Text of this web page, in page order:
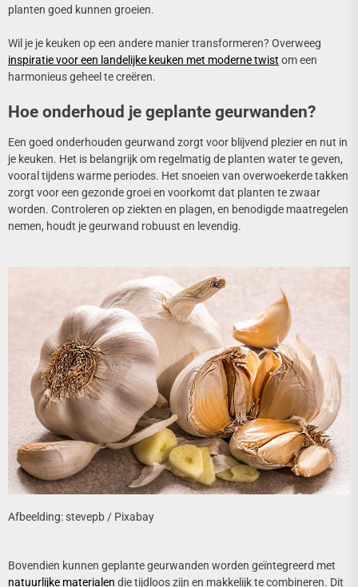
planten goed kunnen groeien.
Wil je je keuken op een andere manier transformeren? Overweeg
inspiratie voor een landelijke keuken met moderne twist om een
harmonieus geheel te creëren.
Hoe onderhoud je geplante geurwanden?
Een goed onderhouden geurwand zorgt voor blijvend plezier en nut in
je keuken. Het is belangrijk om regelmatig de planten water te geven,
vooral tijdens warme periodes. Het snoeien van overwoekerde takken
zorgt voor een gezonde groei en voorkomt dat planten te zwaar
worden. Controleren op ziekten en plagen, en benodigde maatregelen
nemen, houdt je geurwand robuust en levendig.
Afbeelding: stevepb / Pixabay
Bovendien kunnen geplante geurwanden worden geïntegreerd met
natuurlijke materialen die tijdloos zijn en makkelijk te combineren. Dit